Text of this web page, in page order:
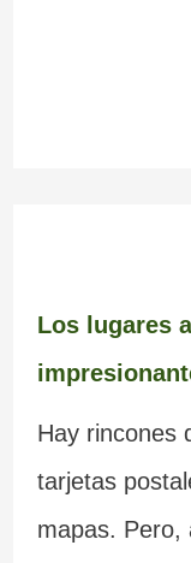
Los lugares
Hay rincones
tarjetas
mapas. Pero,